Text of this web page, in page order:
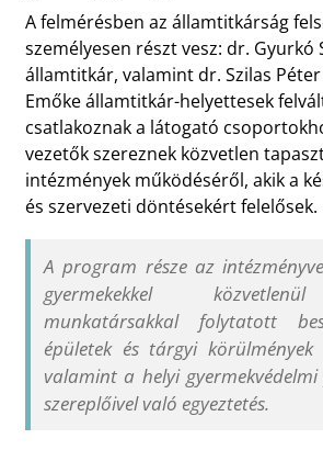
A felmérésben az államtitkárság
személyesen részt vesz: dr. Gyurkó
államtitkár, valamint dr. Szilas
Emőke államtitkár-helyettesek
csatlakoznak a látogató
vezetők szereznek közvetlen
intézmények működéséről, akik a
és szervezeti döntésekért felelősek.
A program része az
gyermekekkel
munkatársakkal folytatott
épületek és tárgyi körülmények
valamint a helyi
szereplőivel való egyeztetés.